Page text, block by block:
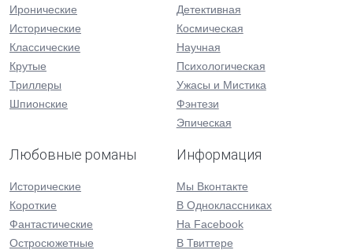
Иронические
Исторические
Классические
Крутые
Триллеры
Шпионские
Детективная
Космическая
Научная
Психологическая
Ужасы и Мистика
Фэнтези
Эпическая
Любовные романы
Исторические
Короткие
Фантастические
Остросюжетные
Информация
Мы Вконтакте
В Одноклассниках
На Facebook
В Твиттере